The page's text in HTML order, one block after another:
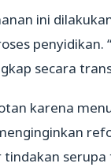
ini
secara
karena